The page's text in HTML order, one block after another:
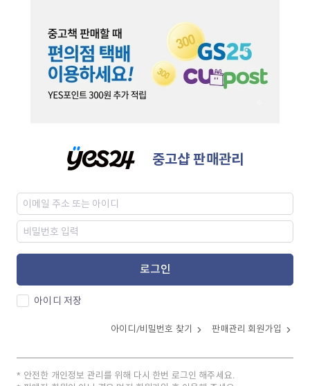
중고샵 판매관리
로그인
아이디 저장
아이디/비밀번호 찾기 판매관리 회원가입
안전한 개인정보 관리를 위해 다시 한번 로그인 해주세요.